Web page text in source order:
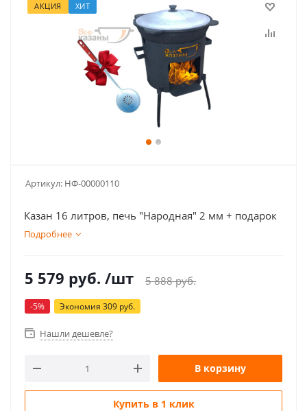
АКЦИЯ ХИТ
Артикул: НФ-00000110
Казан 16 литров, печь "Народная" 2 мм + подарок
Подробнее
5 579 руб. /шт 5 888руб.
-5% Экономия 309 руб.
Нашли дешевле?
В корзину
Купить в 1 клик